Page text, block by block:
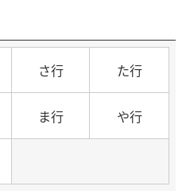
さ行 た行
ま行 や行